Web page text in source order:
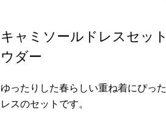
キャミソールドレスセッ
ウダー
ゆったりした春らしい重ね着にぴっ
レスのセットです。